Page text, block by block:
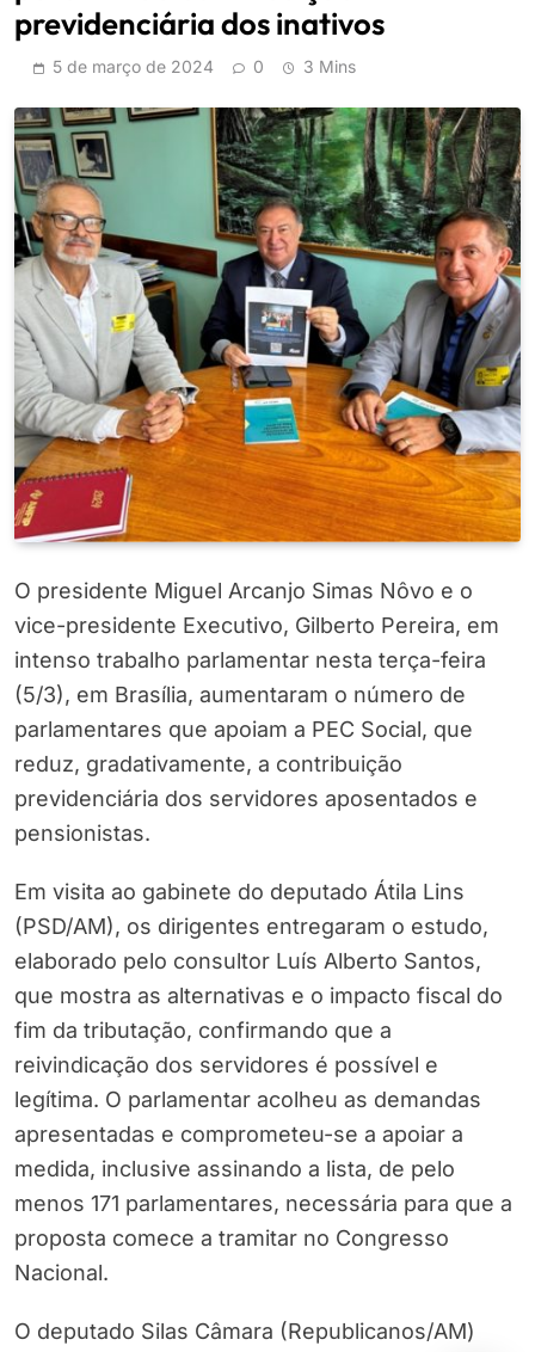
previdenciária dos inativos
5 de março de 2024 0 3 Mins
O presidente Miguel Arcanjo Simas Nôvo e o
vice-presidente Executivo, Gilberto Pereira, em
intenso trabalho parlamentar nesta terça-feira
(5/3), em Brasília, aumentaram o número de
parlamentares que apoiam a PEC Social, que
reduz, gradativamente, a contribuição
previdenciária dos servidores aposentados e
pensionistas.
Em visita ao gabinete do deputado Átila Lins
(PSD/AM), os dirigentes entregaram o estudo,
elaborado pelo consultor Luís Alberto Santos,
que mostra as alternativas e o impacto fiscal do
fim da tributação, confirmando que a
reivindicação dos servidores é possível e
legítima. O parlamentar acolheu as demandas
apresentadas e comprometeu-se a apoiar a
medida, inclusive assinando a lista, de pelo
menos 171 parlamentares, necessária para que a
proposta comece a tramitar no Congresso
Nacional.
O deputado Silas Câmara (Republicanos/AM)